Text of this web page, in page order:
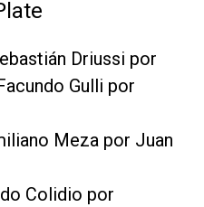
Driussi por
Gulli por
Meza por Juan
Colidio por